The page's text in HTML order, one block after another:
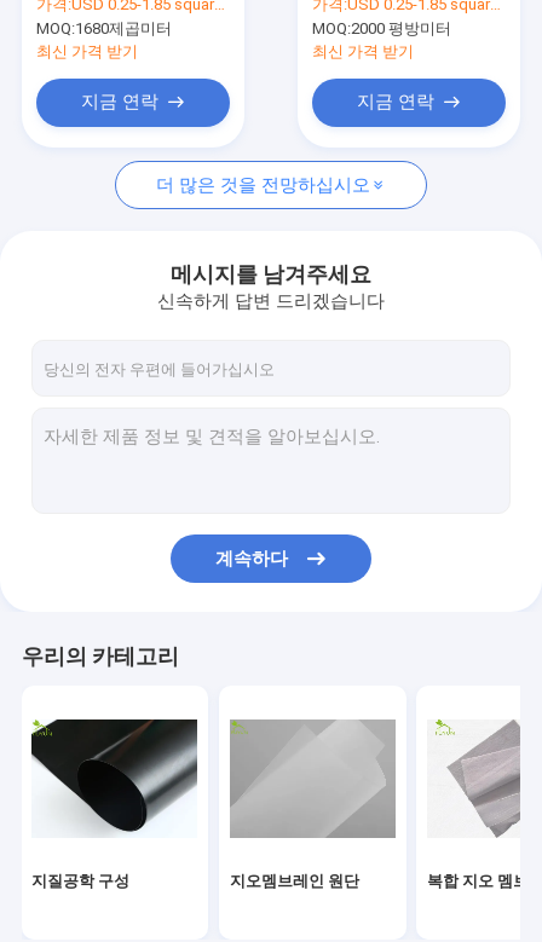
지질공학 구성
지오멤브레인 원단
복합 지오 멤브레인
짠 것이 아닌 토지 섬유 직물
부식 통제 지오맷
Hdpe 지오셀
컨베이어 롤러 제조기
침투성 반대 누출
가격:USD 0.25-1.85 square meters
MOQ:1680제곱미터
최신 가격 받기
지금 연락
밀도폴리에틸렌 양어지
라이너 구성
가격:USD 0.25-1.85 square meters
MOQ:2000 평방미터
최신 가격 받기
지금 연락
더 많은 것을 전망하십시오
메시지를 남겨주세요
신속하게 답변 드리겠습니다
계속하다
우리의 카테고리
지질공학 구성 지오멤브레인 원단 복합 지오 멤브